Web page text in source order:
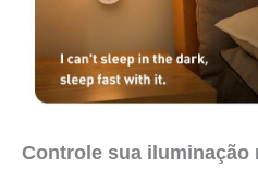
Controle sua iluminação